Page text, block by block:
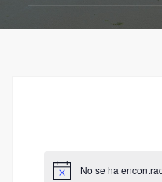
No se ha